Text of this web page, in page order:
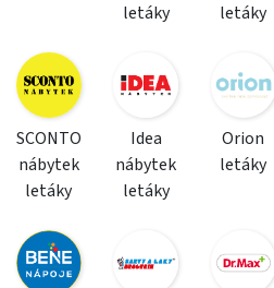
letáky
letáky
SCONTO
nábytek
letáky
Idea
nábytek
letáky
Orion
letáky